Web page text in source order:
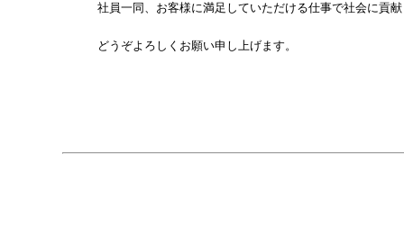
社員一同、お客様に満足していただける仕事で社会に貢献
どうぞよろしくお願い申し上げます。